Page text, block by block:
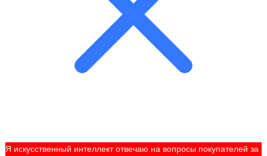
Я искусственный интеллект отвечаю на вопросы покупателей за